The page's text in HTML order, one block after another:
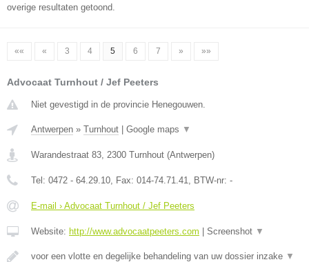
overige resultaten getoond.
«« « 3 4 5 6 7 » »»
Advocaat Turnhout / Jef Peeters
Niet gevestigd in de provincie Henegouwen.
Antwerpen » Turnhout Google maps ▼
Warandestraat 83, 2300 Turnhout (Antwerpen)
Tel: 0472 - 64.29.10, Fax: 014-74.71.41, BTW-nr: -
E-mail › Advocaat Turnhout / Jef Peeters
Website: http://www.advocaatpeeters.com Screenshot ▼
voor een vlotte en degelijke behandeling van uw dossier inzake ▼